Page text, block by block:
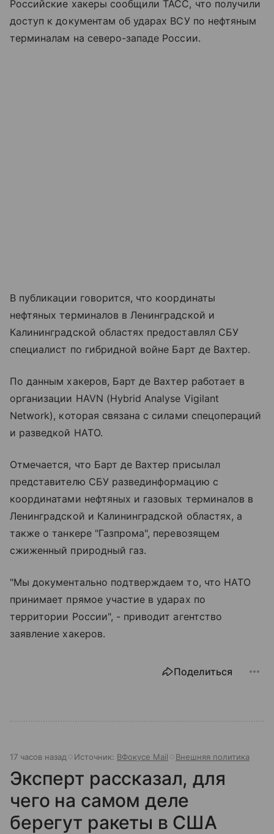
Российские хакеры сообщили ТАСС, что получили
доступ к документам об ударах ВСУ по нефтяным
терминалам на северо-западе России.
В публикации говорится, что координаты
нефтяных терминалов в Ленинградской и
Калининградской областях предоставлял СБУ
специалист по гибридной войне Барт де Вахтер.
По данным хакеров, Барт де Вахтер работает в
организации HAVN (Hybrid Analyse Vigilant
Network), которая связана с силами спецопераций
и разведкой НАТО.
Отмечается, что Барт де Вахтер присылал
представителю СБУ развединформацию с
координатами нефтяных и газовых терминалов в
Ленинградской и Калининградской областях, а
также о танкере "Газпрома", перевозящем
сжиженный природный газ.
"Мы документально подтверждаем то, что НАТО
принимает прямое участие в ударах по
территории России", - приводит агентство
заявление хакеров.
Поделиться
17 часов назад Источник: ВФокусе Mail Внешняя политика
Эксперт рассказал, для
чего на самом деле
берегут ракеты в США